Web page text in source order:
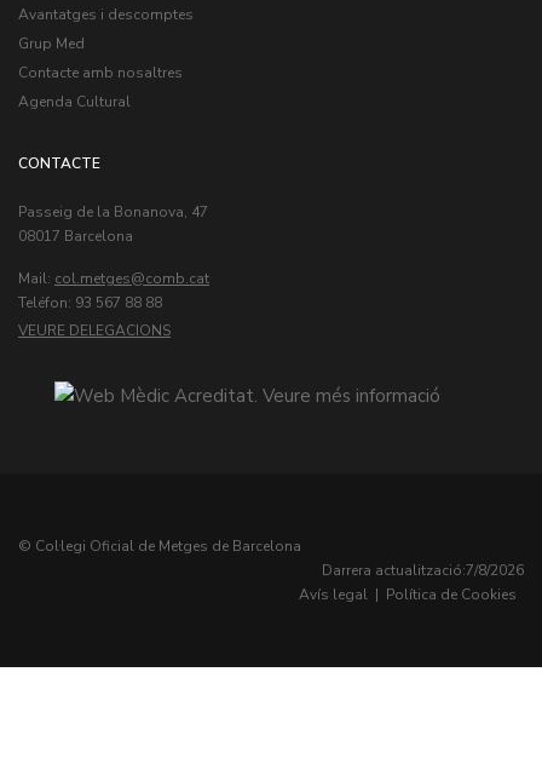
Avantatges i descomptes
Grup Med
Contacte amb nosaltres
Agenda Cultural
CONTACTE
Passeig de la Bonanova, 47
08017 Barcelona
Mail: col.metges
Teléfon: 93 567 88 88
VEURE DELEGACIONS
© Col·legi Oficial de Metges de Barcelona
Darrera actualització:7/8/2026
Avís legal | Política de Cookies